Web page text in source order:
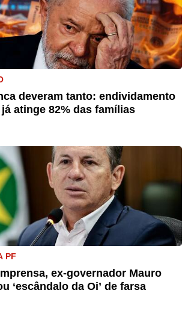
deveram tanto: endividamento
atinge 82% das famílias
PF
ex-governador Mauro
‘escândalo da Oi’ de farsa